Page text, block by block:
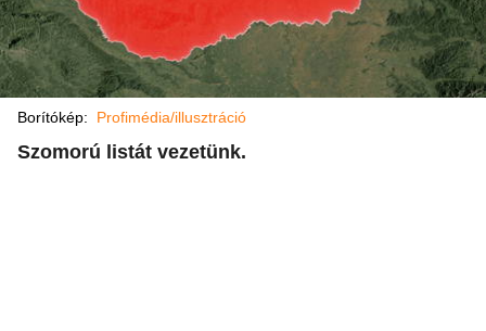
Borítókép: Profimédia/illusztráció
Szomorú listát vezetünk.​